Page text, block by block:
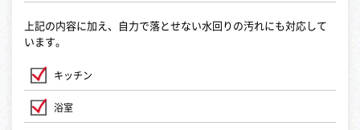
上記の内容に加え、自力で落とせない水回りの汚れにも対応して
います。
キッチン
浴室